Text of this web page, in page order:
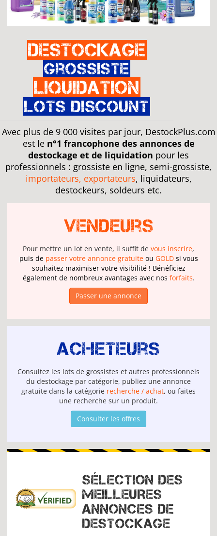
Destockage
Grossiste
Liquidation
Lots discount
Avec plus de 9 000 visites par jour, DestockPlus.com
est le n°1 francophone des annonces de
destockage et de liquidation pour les
professionnels : grossiste en ligne, semi-grossiste,
importateurs, exportateurs, liquidateurs,
destockeurs, soldeurs etc.
Vendeurs
Pour mettre un lot en vente, il suffit de vous inscrire,
puis de passer votre annonce gratuite ou GOLD si vous
souhaitez maximiser votre visibilité ! Bénéficiez
également de nombreux avantages avec nos forfaits.
Passer une annonce
Acheteurs
Consultez les lots de grossistes et autres professionnels
du destockage par catégorie, publiez une annonce
gratuite dans la catégorie recherche / achat, ou faites
une recherche sur un produit.
Consulter les offres
SÉLECTION DES
MEILLEURES
ANNONCES DE
DESTOCKAGE